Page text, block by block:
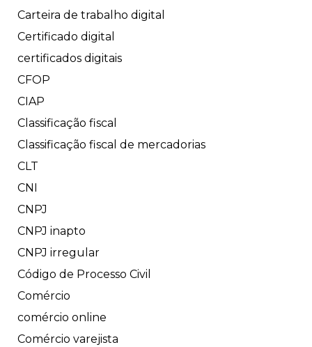
Carteira de trabalho digital
Certificado digital
certificados digitais
CFOP
CIAP
Classificação fiscal
Classificação fiscal de mercadorias
CLT
CNI
CNPJ
CNPJ inapto
CNPJ irregular
Código de Processo Civil
Comércio
comércio online
Comércio varejista